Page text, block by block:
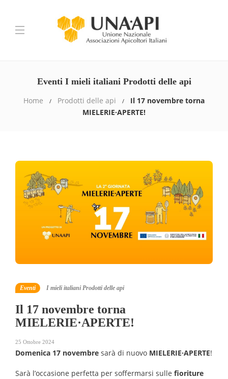
Eventi I mieli italiani Prodotti delle api
Home Prodotti delle api
Il 17 novembre torna
MIELERIE·APERTE!
Eventi I mieli italiani Prodotti delle api
Il 17 novembre torna
MIELERIE·APERTE!
25 Ottobre 2024
Domenica 17 novembre sarà di nuovo MIELERIE·APERTE!
Sarà l’occasione perfetta per soffermarsi sulle fioriture